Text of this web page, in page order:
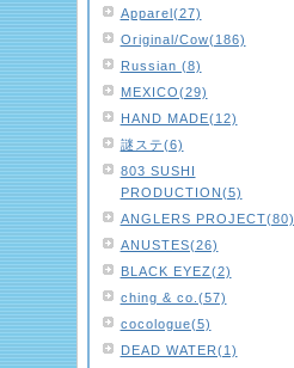
Apparel(27)
Original/Cow(186)
Russian (8)
MEXICO(29)
HAND MADE(12)
謎ステ(6)
803 SUSHI
PRODUCTION(5)
ANGLERS PROJECT(80)
ANUSTES(26)
BLACK EYEZ(2)
ching & co.(57)
cocologue(5)
DEAD WATER(1)